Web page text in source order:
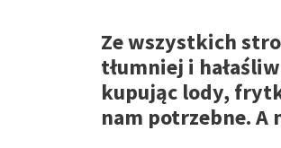
Ze wszystkich
tłumniej i
kupując lody,
nam potrzebne. A